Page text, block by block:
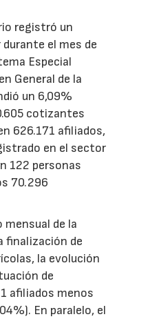
registró un
el mes de
Especial
General de la
un 6,09%
cotizantes
626.171 afiliados,
en el sector
122 personas
70.296
mensual de la
finalización de
la evolución
de
afiliados menos
En paralelo, el